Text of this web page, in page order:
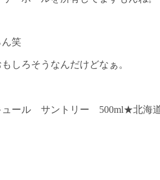
笑
しろそうなんだけどなぁ。
ール サントリー 500ml★北海